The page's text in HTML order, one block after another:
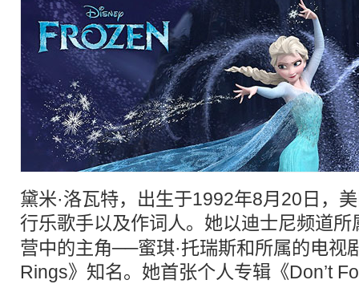
黛米·洛瓦特，出生于1992年8月20日，
行乐歌手以及作词人。她以迪士尼频道所
营中的主角──蜜琪·托瑞斯和所属的电视
Rings》知名。她首张个人专辑《Don’t